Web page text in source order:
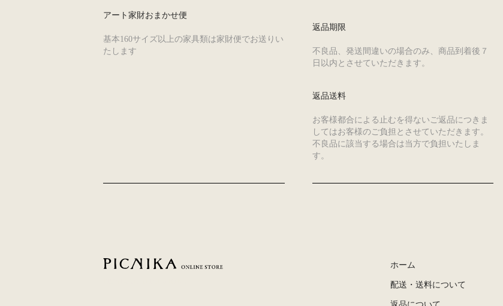
アート家財おまかせ便
基本160サイズ以上の家具類は家財便でお送りい
たします
返品期限
不良品、発送間違いの場合のみ、商品到着後７
日以内とさせていただきます。
返品送料
お客様都合による止むを得ないご返品につきま
してはお客様のご負担とさせていただきます。
不良品に該当する場合は当方で負担いたしま
す。
ホーム
配送・送料について